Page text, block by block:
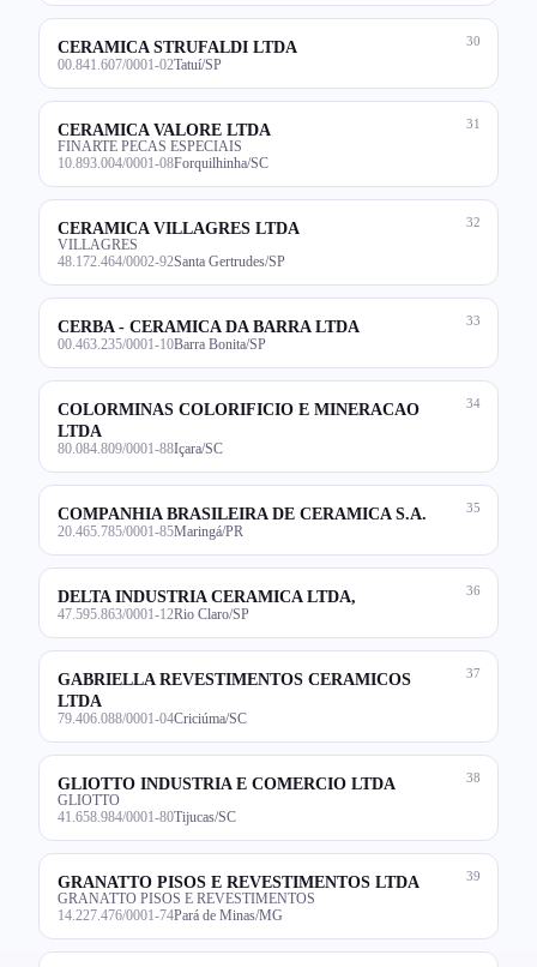
30
CERAMICA STRUFALDI LTDA
00.841.607/0001-02Tatuí/SP
31
CERAMICA VALORE LTDA
FINARTE PECAS ESPECIAIS
10.893.004/0001-08Forquilhinha/SC
32
CERAMICA VILLAGRES LTDA
VILLAGRES
48.172.464/0002-92Santa Gertrudes/SP
33
CERBA - CERAMICA DA BARRA LTDA
00.463.235/0001-10Barra Bonita/SP
34
COLORMINAS COLORIFICIO E MINERACAO
LTDA
80.084.809/0001-88Içara/SC
35
COMPANHIA BRASILEIRA DE CERAMICA S.A.
20.465.785/0001-85Maringá/PR
36
DELTA INDUSTRIA CERAMICA LTDA,
47.595.863/0001-12Rio Claro/SP
37
GABRIELLA REVESTIMENTOS CERAMICOS
LTDA
79.406.088/0001-04Criciúma/SC
38
GLIOTTO INDUSTRIA E COMERCIO LTDA
GLIOTTO
41.658.984/0001-80Tijucas/SC
39
GRANATTO PISOS E REVESTIMENTOS LTDA
GRANATTO PISOS E REVESTIMENTOS
14.227.476/0001-74Pará de Minas/MG